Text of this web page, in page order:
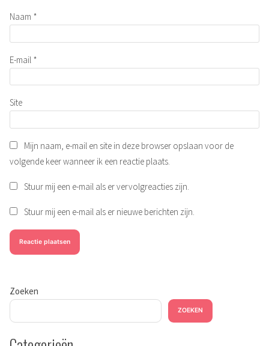
Naam *
E-mail *
Site
Mijn naam, e-mail en site in deze browser opslaan voor de
volgende keer wanneer ik een reactie plaats.
Stuur mij een e-mail als er vervolgreacties zijn.
Stuur mij een e-mail als er nieuwe berichten zijn.
Zoeken
ZOEKEN